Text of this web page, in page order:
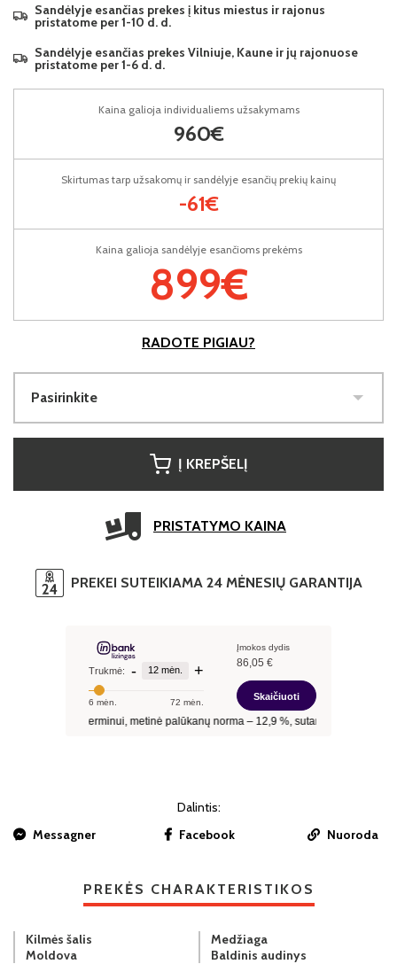
Sandėlyje esančias prekes į kitus miestus ir rajonus
pristatome per 1-10 d. d.
Sandėlyje esančias prekes Vilniuje, Kaune ir jų rajonuose
pristatome per 1-6 d. d.
Kaina galioja sandėlyje esančioms prekėms
899€
Kaina galioja individualiems užsakymams
960€
Skirtumas tarp užsakomų ir sandėlyje esančių prekių kainų
-61€
RADOTE PIGIAU?
Pasirinkite
Į KREPŠELĮ
PRISTATYMO KAINA
PREKEI SUTEIKIAMA 24 MĖNESIŲ GARANTIJA
Dalintis:
Messagner
Facebook Nuoroda
PREKĖS CHARAKTERISTIKOS
Kilmės šalis
Moldova
Medžiaga
Baldinis audinys